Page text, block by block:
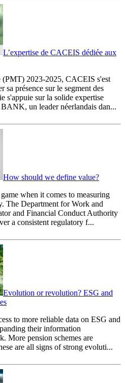
L’expertise de CACEIS dédiée aux
(PMT) 2023-2025, CACEIS s'est
présence sur le segment des
s'appuie sur la solide expertise
un leader néerlandais dan...
How should we define value?
when it comes to measuring
The Department for Work and
and Financial Conduct Authority
a consistent regulatory f...
Evolution or revolution? ESG and
to more reliable data on ESG and
their information
More pension schemes are
are all signs of strong evoluti...